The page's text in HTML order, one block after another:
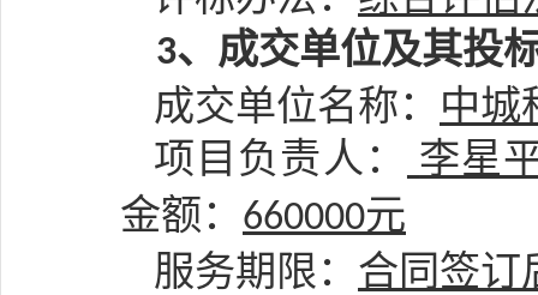
3、 成交单位及其投
成交单位名称： 中城
项目 负责人 ：
李星
金额： 660000元
服务期限 ： 合同签订